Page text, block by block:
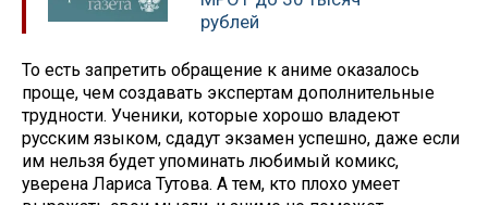
рублей
То есть запретить обращение к аниме оказалось
проще, чем создавать экспертам дополнительные
трудности. Ученики, которые хорошо владеют
русским языком, сдадут экзамен успешно, даже если
им нельзя будет упоминать любимый комикс,
уверена Лариса Тутова. А тем, кто плохо умеет